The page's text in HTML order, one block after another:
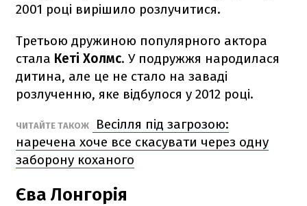
2001 році вирішило розлучитися.
Третьою дружиною популярного актора
стала Кеті Холмс. У подружжя народилася
дитина, але це не стало на заваді
розлученню, яке відбулося у 2012 році.
ЧИТАЙТЕ ТАКОЖ
Весілля під загрозою:
наречена хоче все скасувати через одну
заборону коханого
Єва Лонгорія